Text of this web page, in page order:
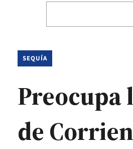
SEQUÍA
Preocupa
de